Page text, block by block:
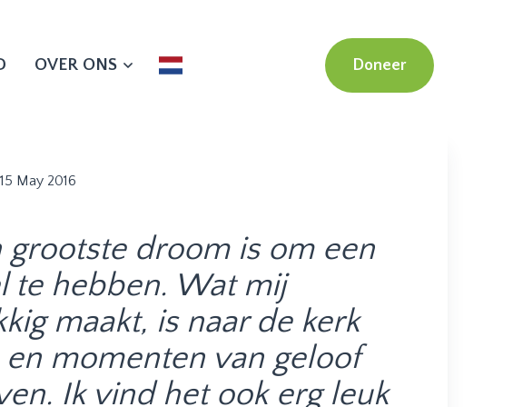
OVER ONS Doneer
15 May 2016
grootste droom is om een
te hebben. Wat mij
maakt, is naar de kerk
en momenten van geloof
Ik vind het ook erg leuk